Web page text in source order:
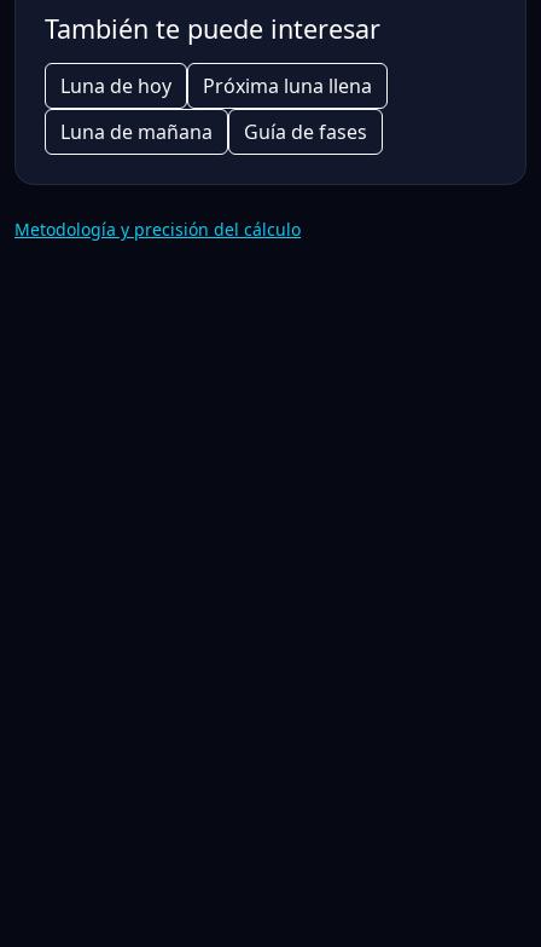
También te puede interesar
Luna de hoy
Próxima luna llena
Luna de mañana
Guía de fases
Metodología y precisión del cálculo